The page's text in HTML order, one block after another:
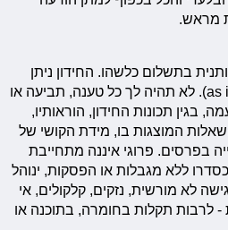
בתשלום כלשהו. החידון ניתן
לשימוש על ידך כמו שהוא (as is). לא תהיה לך כל טענה, תביעה או
בגין תכונות החידון, הוראותיו,
המוצגות בו, מידת הקושי של
בפרסים. פרוגי איננה מתחייבת
ללא מגבלות או הפסקות, ינוהל
לא מורשית, נזקים, קלקולים, אי
- לרבות תקלות בחומרה, בתוכנה או